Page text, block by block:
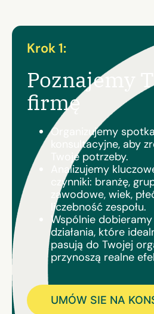
Krok 1:
Poznajemy
firmę
Organizujemy
konsultacyjne, aby
Twoje potrzeby.
Analizujemy
czynniki: branżę,
zawodowe, wiek,
liczebność zespołu.
Wspólnie dobieramy
działania, które
pasują do Twojej
przynoszą realne
UMÓW SIE NA